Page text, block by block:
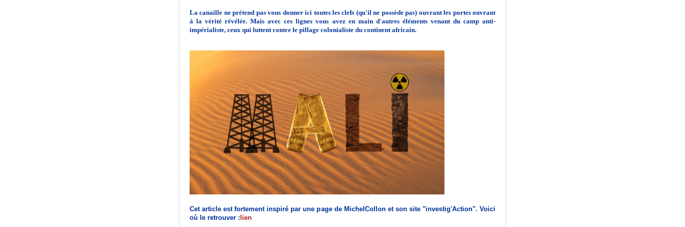
La canaille ne prétend pas vous donner ici toutes les clefs (qu'il ne possède pas) ouvrant les portes ouvrant
à la vérité révélée. Mais avec ces lignes vous avez en main d'autres éléments venant du camp anti-
impérialiste, ceux qui luttent contre le pillage colonialiste du continent africain.
Cet article est fortement inspiré par une page de MichelCollon et son site "investig'Action". Voici
où le retrouver :lien